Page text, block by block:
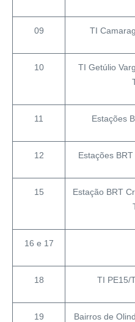
09 TI
10
TI Getúlio
11 Estações
12 Estações
15
Estação BRT
16 e 17
18 TI PE15/
19
Bairros de